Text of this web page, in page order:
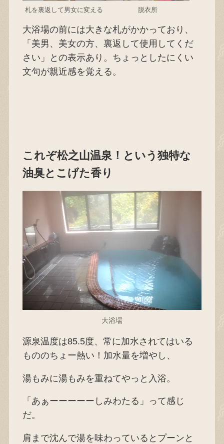
札を裏返して男女に変える 脱衣所
大浴場の前には大きな札がかかっており、
「美男、美女の方、裏返して使用してくだ
さい」との表示あり。ちょっとしたにくい
文句が親近感を覚える。
これぞ松之山温泉！という独特な
油臭とこげた香り
大浴場
源泉温度は85.5度、常に加水されてはいる
もののちょー熱い！加水量を増やし、
湯もみに湯もみを重ねてやっと入浴。
「あぁーーーーーしみわたる」って感じ
だ。
肩まで沈んで湯を味わっているとプーンと